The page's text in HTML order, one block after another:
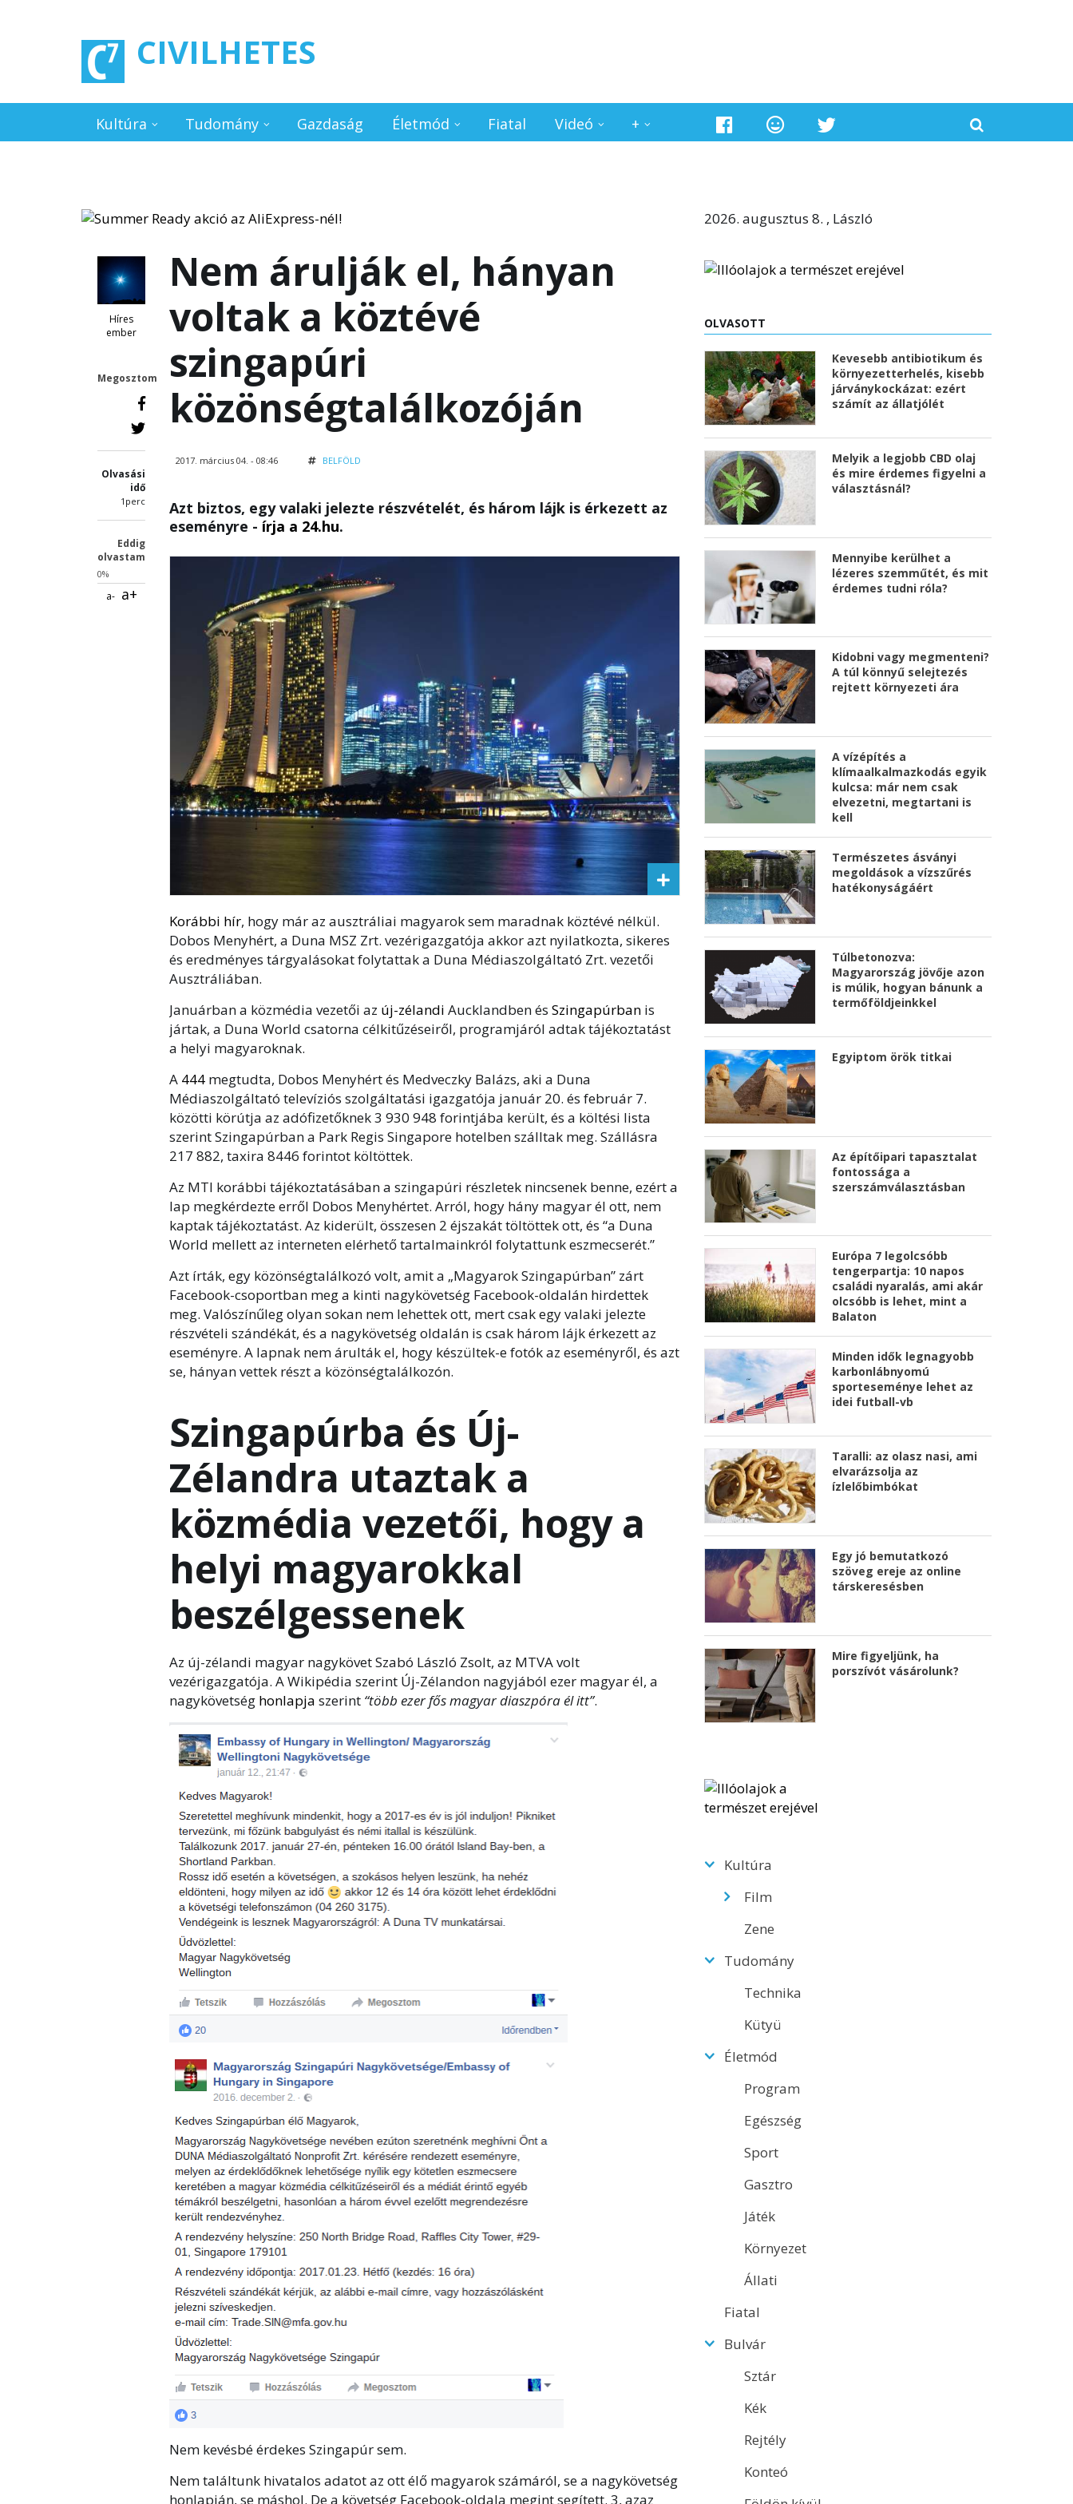
CIVILHETES
Kultúra Tudomány Gazdaság Életmód Fiatal Videó +
Híres
ember
Megosztom
Olvasási
idő
1perc
Eddig
olvastam
0%
a- a+
Nem árulják el, hányan
voltak a köztévé
szingapúri
közönségtalálkozóján
2017. március 04. - 08:46 BELFÖLD
Azt biztos, egy valaki jelezte részvételét, és három lájk is érkezett az
eseményre - írja a 24.hu.
Korábbi hír, hogy már az ausztráliai magyarok sem maradnak köztévé nélkül.
Dobos Menyhért, a Duna MSZ Zrt. vezérigazgatója akkor azt nyilatkozta, sikeres
és eredményes tárgyalásokat folytattak a Duna Médiaszolgáltató Zrt. vezetői
Ausztráliában.
Januárban a közmédia vezetői az új-zélandi Aucklandben és Szingapúrban is
jártak, a Duna World csatorna célkitűzéseiről, programjáról adtak tájékoztatást
a helyi magyaroknak.
A 444 megtudta, Dobos Menyhért és Medveczky Balázs, aki a Duna
Médiaszolgáltató televíziós szolgáltatási igazgatója január 20. és február 7.
közötti körútja az adófizetőknek 3 930 948 forintjába került, és a költési lista
szerint Szingapúrban a Park Regis Singapore hotelben szálltak meg. Szállásra
217 882, taxira 8446 forintot költöttek.
Az MTI korábbi tájékoztatásában a szingapúri részletek nincsenek benne, ezért a
lap megkérdezte erről Dobos Menyhértet. Arról, hogy hány magyar él ott, nem
kaptak tájékoztatást. Az kiderült, összesen 2 éjszakát töltöttek ott, és “a Duna
World mellett az interneten elérhető tartalmainkról folytattunk eszmecserét.”
Azt írták, egy közönségtalálkozó volt, amit a „Magyarok Szingapúrban” zárt
Facebook-csoportban meg a kinti nagykövetség Facebook-oldalán hirdettek
meg. Valószínűleg olyan sokan nem lehettek ott, mert csak egy valaki jelezte
részvételi szándékát, és a nagykövetség oldalán is csak három lájk érkezett az
eseményre. A lapnak nem árulták el, hogy készültek-e fotók az eseményről, és azt
se, hányan vettek részt a közönségtalálkozón.
Szingapúrba és Új-
Zélandra utaztak a
közmédia vezetői, hogy a
helyi magyarokkal
beszélgessenek
Az új-zélandi magyar nagykövet Szabó László Zsolt, az MTVA volt
vezérigazgatója. A Wikipédia szerint Új-Zélandon nagyjából ezer magyar él, a
nagykövetség honlapja szerint “több ezer fős magyar diaszpóra él itt”.
Nem kevésbé érdekes Szingapúr sem.
Nem találtunk hivatalos adatot az ott élő magyarok számáról, se a nagykövetség
honlapján, se máshol. De a követség Facebook-oldala megint segített. 3, azaz
2026. augusztus 8. , László
OLVASOTT
Kevesebb antibiotikum és
környezetterhelés, kisebb
járványkockázat: ezért
számít az állatjólét
Melyik a legjobb CBD olaj
és mire érdemes figyelni a
választásnál?
Mennyibe kerülhet a
lézeres szemműtét, és mit
érdemes tudni róla?
Kidobni vagy megmenteni?
A túl könnyű selejtezés
rejtett környezeti ára
A vízépítés a
klímaalkalmazkodás egyik
kulcsa: már nem csak
elvezetni, megtartani is
kell
Természetes ásványi
megoldások a vízszűrés
hatékonyságáért
Túlbetonozva:
Magyarország jövője azon
is múlik, hogyan bánunk a
termőföldjeinkkel
Egyiptom örök titkai
Az építőipari tapasztalat
fontossága a
szerszámválasztásban
Európa 7 legolcsóbb
tengerpartja: 10 napos
családi nyaralás, ami akár
olcsóbb is lehet, mint a
Balaton
Minden idők legnagyobb
karbonlábnyomú
sporteseménye lehet az
idei futball-vb
Taralli: az olasz nasi, ami
elvarázsolja az
ízlelőbimbókat
Egy jó bemutatkozó
szöveg ereje az online
társkeresésben
Mire figyeljünk, ha
porszívót vásárolunk?
Kultúra
Film
Zene
Tudomány
Technika
Kütyü
Életmód
Program
Egészség
Sport
Gasztro
Játék
Környezet
Állati
Fiatal
Bulvár
Sztár
Kék
Rejtély
Konteó